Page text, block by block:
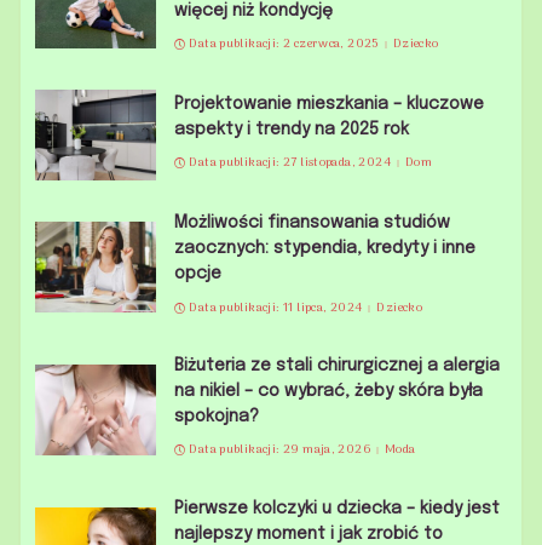
więcej niż kondycję
Data publikacji: 2 czerwca, 2025 Dziecko
Projektowanie mieszkania – kluczowe
aspekty i trendy na 2025 rok
Data publikacji: 27 listopada, 2024 Dom
Możliwości finansowania studiów
zaocznych: stypendia, kredyty i inne
opcje
Data publikacji: 11 lipca, 2024 Dziecko
Biżuteria ze stali chirurgicznej a alergia
na nikiel – co wybrać, żeby skóra była
spokojna?
Data publikacji: 29 maja, 2026 Moda
Pierwsze kolczyki u dziecka – kiedy jest
najlepszy moment i jak zrobić to